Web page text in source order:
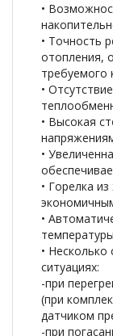
•
• Точность
отопления,
•
• Высокая
•
• Горелка
•
•
ситуациях:
-при
(при
датчиком
-при